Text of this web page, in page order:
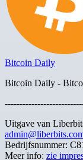
Bitcoin Daily
Bitcoin Daily -
Uitgave van
Bedrijfsnummer:
Meer info: zie